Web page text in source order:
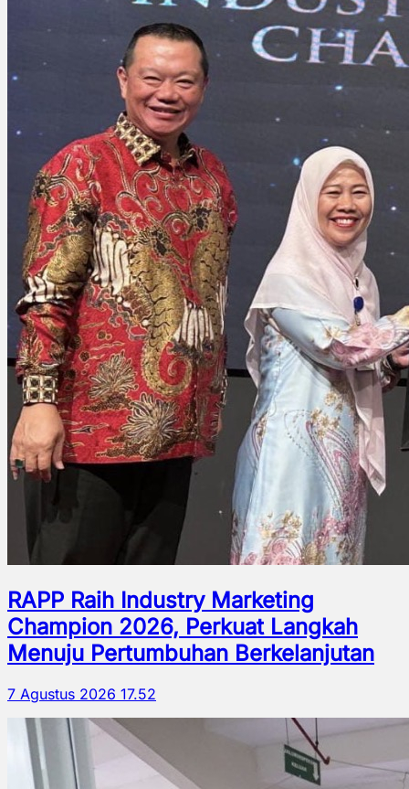
RAPP Raih Industry Marketing
Champion 2026, Perkuat Langkah
Menuju Pertumbuhan Berkelanjutan
7 Agustus 2026 17.52